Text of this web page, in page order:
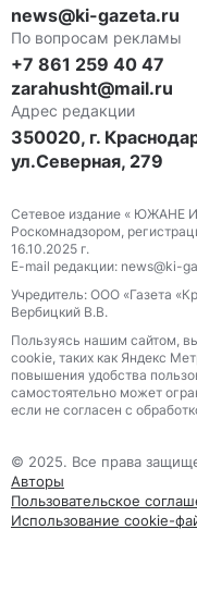
news@ki-gazeta.ru
По вопросам рекламы
+7 861 259 40 47
zarahusht@mail.ru
Адрес редакции
350020, г.
ул.Северная, 279
Сетевое издание « ЮЖАНЕ
Роскомнадзором,
16.10.2025 г.
E-mail редакции: news@ki-
Учредитель: ООО «Газета
Вербицкий В.В.
Пользуясь нашим сайтом,
сооkіе, таких как Яндекс
повышения удобства
самостоятельно может
если не согласен с
© 2025. Все права
Авторы
Пользовательское
Использование cookie-